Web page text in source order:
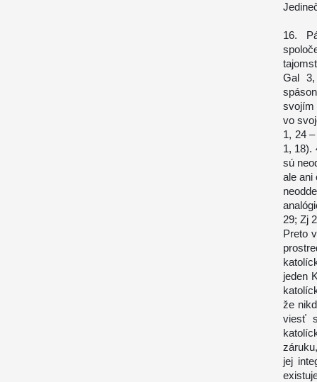
16.
Gal
svojím
vo
1, 24
1, 18).
sú
ale ani
29; Zj
Preto
jeden
že
viesť
jej